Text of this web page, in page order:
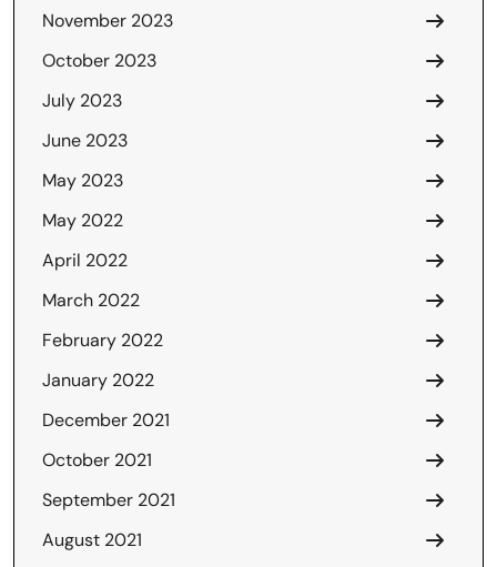
November 2023
October 2023
July 2023
June 2023
May 2023
May 2022
April 2022
March 2022
February 2022
January 2022
December 2021
October 2021
September 2021
August 2021